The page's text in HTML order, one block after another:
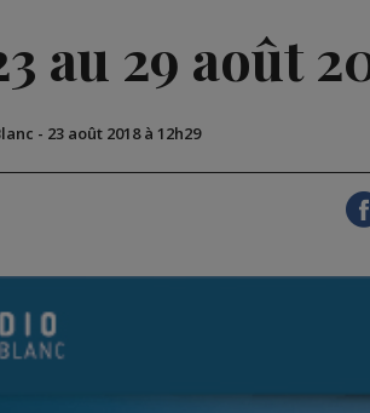
au 29 août
- 23 août 2018 à 12h29